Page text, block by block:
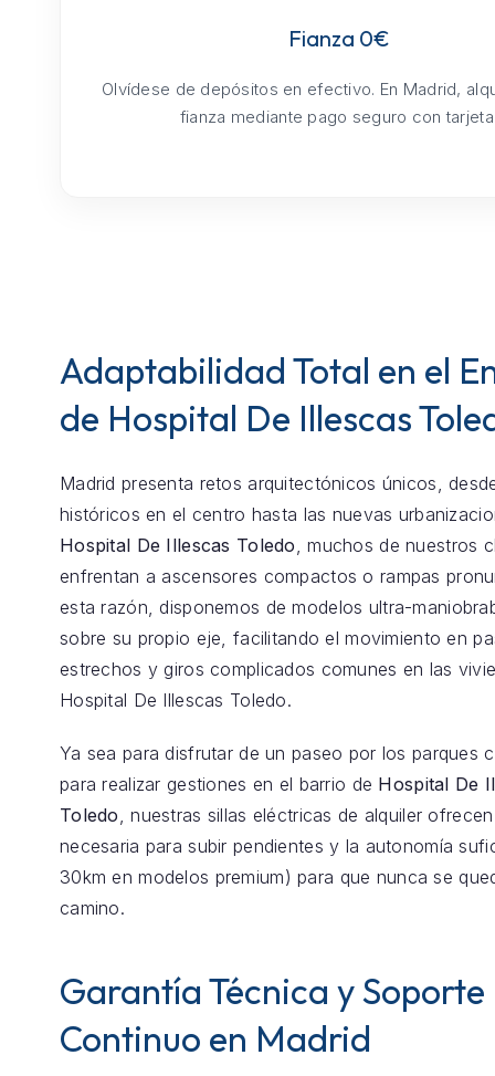
Fianza 0€
Olvídese de depósitos en efectivo. En Madrid,
fianza mediante pago seguro con
Adaptabilidad Total en el
de Hospital De Illescas
Madrid presenta retos arquitectónicos únicos,
históricos en el centro hasta las nuevas
Hospital De Illescas Toledo , muchos de nuestros
enfrentan a ascensores compactos o rampas
esta razón, disponemos de modelos ultra-
sobre su propio eje, facilitando el movimiento en
estrechos y giros complicados comunes en las
Hospital De Illescas Toledo.
Ya sea para disfrutar de un paseo por los parques
para realizar gestiones en el barrio de Hospital De
Toledo , nuestras sillas eléctricas de alquiler
necesaria para subir pendientes y la autonomía
30km en modelos premium) para que nunca se
camino.
Garantía Técnica y Soporte
Continuo en Madrid